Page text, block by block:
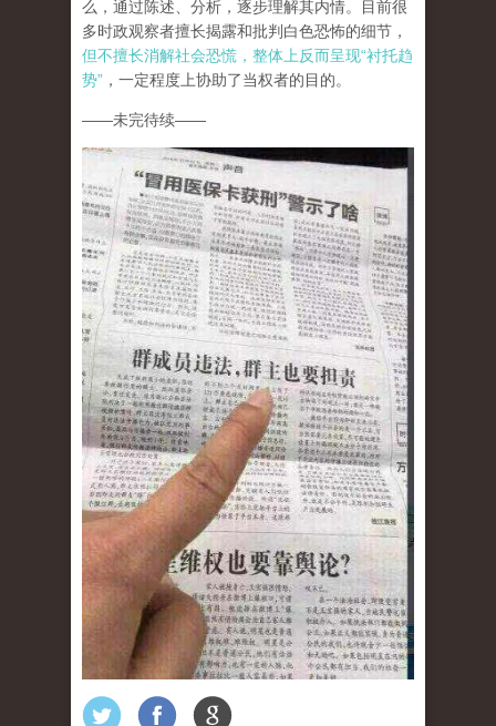
么，通过陈述、分析，逐步理解其内情。目前很
多时政观察者擅长揭露和批判白色恐怖的细节，
但不擅长消解社会恐慌，整体上反而呈现“衬托趋
势” ，一定程度上协助了当权者的目的。
——未完待续——